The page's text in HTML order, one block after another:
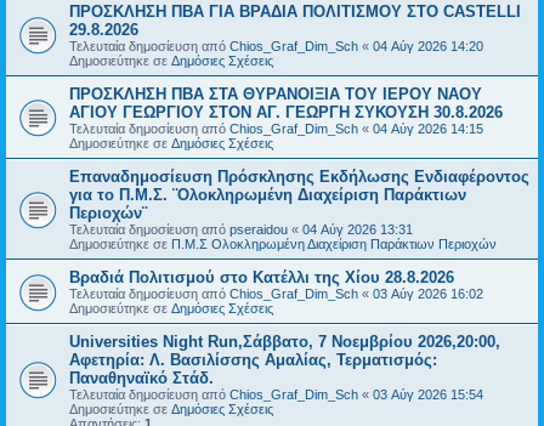
ΠΡΟΣΚΛΗΣΗ ΠΒΑ ΓΙΑ ΒΡΑΔΙΑ ΠΟΛΙΤΙΣΜΟΥ ΣΤΟ CASTELLI
29.8.2026
Τελευταία δημοσίευση από Chios_Graf_Dim_Sch « 04 Αύγ 2026 14:20
Δημοσιεύτηκε σε Δημόσιες Σχέσεις
ΠΡΟΣΚΛΗΣΗ ΠΒΑ ΣΤΑ ΘΥΡΑΝΟΙΞΙΑ ΤΟΥ ΙΕΡΟΥ ΝΑΟΥ
ΑΓΙΟΥ ΓΕΩΡΓΙΟΥ ΣΤΟΝ ΑΓ. ΓΕΩΡΓΗ ΣΥΚΟΥΣΗ 30.8.2026
Τελευταία δημοσίευση από Chios_Graf_Dim_Sch « 04 Αύγ 2026 14:15
Δημοσιεύτηκε σε Δημόσιες Σχέσεις
Επαναδημοσίευση Πρόσκλησης Εκδήλωσης Ενδιαφέροντος
για το Π.Μ.Σ. ¨Ολοκληρωμένη Διαχείριση Παράκτιων
Περιοχών¨
Τελευταία δημοσίευση από pseraidou « 04 Αύγ 2026 13:31
Δημοσιεύτηκε σε Π.Μ.Σ Ολοκληρωμένη Διαχείριση Παράκτιων Περιοχών
Βραδιά Πολιτισμού στο Κατέλλι της Χίου 28.8.2026
Τελευταία δημοσίευση από Chios_Graf_Dim_Sch « 03 Αύγ 2026 16:02
Δημοσιεύτηκε σε Δημόσιες Σχέσεις
Universities Night Run,Σάββατο, 7 Νοεμβρίου 2026,20:00,
Αφετηρία: Λ. Βασιλίσσης Αμαλίας, Τερματισμός:
Παναθηναϊκό Στάδ.
Τελευταία δημοσίευση από Chios_Graf_Dim_Sch « 03 Αύγ 2026 15:54
Δημοσιεύτηκε σε Δημόσιες Σχέσεις
Απαντήσεις: 1